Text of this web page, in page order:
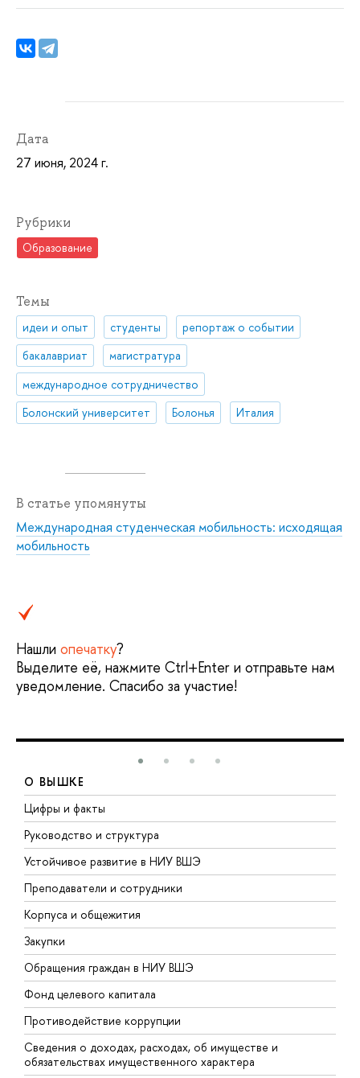
Дата
27 июня, 2024 г.
Рубрики
Образование
Темы
идеи и опыт студенты
репортаж о событии
бакалавриат
магистратура
международное сотрудничество
Болонский университет
Болонья Италия
В статье упомянуты
Международная студенческая мобильность: исходящая
мобильность
Нашли опечатку?
Выделите её, нажмите Ctrl+Enter и отправьте нам
уведомление. Спасибо за участие!
О ВЫШКЕ
Цифры и факты
Руководство и структура
Устойчивое развитие в НИУ ВШЭ
Преподаватели и сотрудники
Корпуса и общежития
Закупки
Обращения граждан в НИУ ВШЭ
Фонд целевого капитала
Противодействие коррупции
Сведения о доходах, расходах, об имуществе и
обязательствах имущественного характера